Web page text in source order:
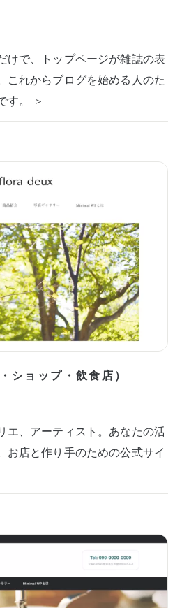
けで、トップページが雑誌の表
これからブログを始める人のた
す。 ＞
ショップ・飲食店）
エ、アーティスト。あなたの活
お店と作り手のための公式サイ